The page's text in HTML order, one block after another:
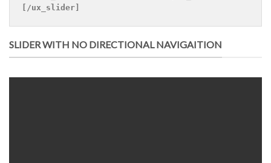
[/ux_slider]
SLIDER WITH NO DIRECTIONAL NAVIGAITION